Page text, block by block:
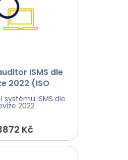
ISMS dle
2022 (ISO
systému ISMS dle
2022
Kč